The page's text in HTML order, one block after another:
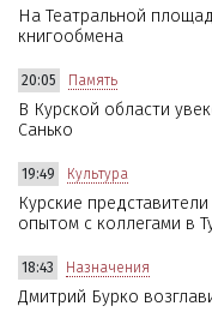
На Театральной
книгообмена
20:05 Память
В Курской области
Санько
19:49 Культура
Курские
опытом с коллегами в
18:43 Назначения
Дмитрий Бурко